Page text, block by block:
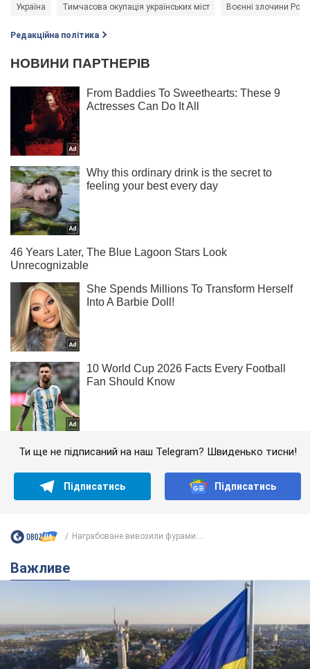
Україна Тимчасова окупація українських міст Воєнні злочини Росії
Редакційна політика
Ти ще не підписаний на наш Telegram? Швиденько тисни!
Підписатись Підписатись
Награбоване вивозили фурами:...
Важливе